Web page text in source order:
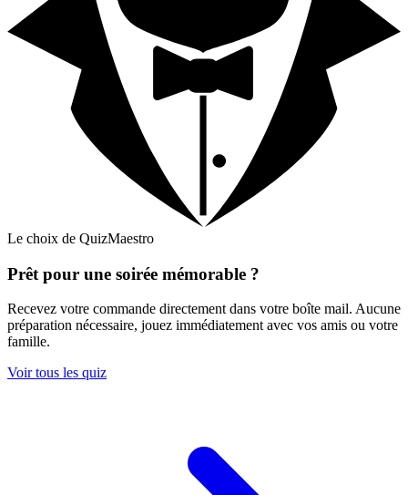
Le choix de QuizMaestro
Prêt pour une soirée mémorable ?
Recevez votre commande directement dans votre boîte mail. Aucune
préparation nécessaire, jouez immédiatement avec vos amis ou votre
famille.
Voir tous les quiz